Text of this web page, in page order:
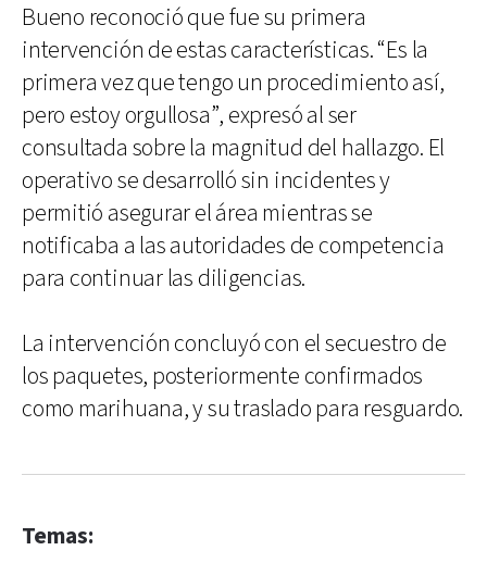
Bueno reconoció que fue su primera
intervención de estas características. “Es la
primera vez que tengo un procedimiento así,
pero estoy orgullosa”, expresó al ser
consultada sobre la magnitud del hallazgo. El
operativo se desarrolló sin incidentes y
permitió asegurar el área mientras se
notificaba a las autoridades de competencia
para continuar las diligencias.
La intervención concluyó con el secuestro de
los paquetes, posteriormente confirmados
como marihuana, y su traslado para resguardo.
Temas: